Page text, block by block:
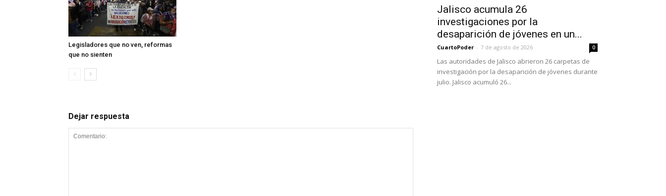
Legisladores que no ven, reformas
que no sienten
Dejar respuesta
Jalisco acumula 26
investigaciones por la
desaparición de jóvenes en un...
CuartoPoder - 7 de agosto de 2026 0
Las autoridades de Jalisco abrieron 26 carpetas de
investigación por la desaparición de jóvenes durante
julio. Jalisco acumuló 26...